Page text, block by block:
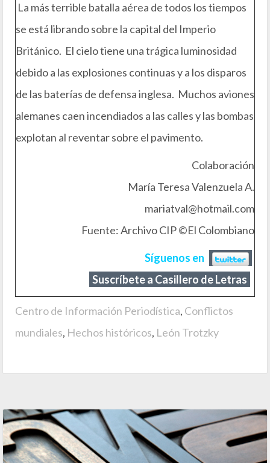
La más terrible batalla aérea de todos los tiempos
se está librando sobre la capital del Imperio
Británico. El cielo tiene una trágica luminosidad
debido a las explosiones continuas y a los disparos
de las baterías de defensa inglesa. Muchos aviones
alemanes caen incendiados a las calles y las bombas
explotan al reventar sobre el pavimento.
Colaboración
María Teresa Valenzuela A.
mariatval@hotmail.com
Fuente: Archivo CIP ©El Colombiano
Síguenos en
Suscríbete a Casillero de Letras
Centro de Información Periodística, Conflictos
mundiales, Hechos históricos, León Trotzky